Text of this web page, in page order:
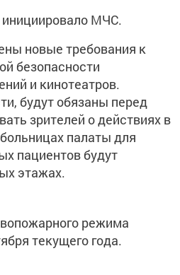
МЧС.
новые требования к
безопасности
и кинотеатров.
будут обязаны перед
зрителей о действиях в
палаты для
пациентов будут
этажах.
режима
текущего года.